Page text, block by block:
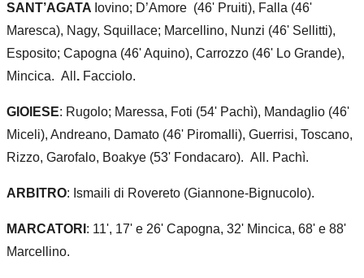
SANT’AGATA Iovino; D’Amore (46' Pruiti), Falla (46'
Maresca), Nagy, Squillace; Marcellino, Nunzi (46' Sellitti),
Esposito; Capogna (46' Aquino), Carrozzo (46' Lo Grande),
Mincica. All . Facciolo.
GIOIESE: Rugolo; Maressa, Foti (54' Pachì), Mandaglio (46'
Miceli), Andreano, Damato (46' Piromalli), Guerrisi, Toscano,
Rizzo, Garofalo, Boakye (53' Fondacaro). All. Pachì.
ARBITRO: Ismaili di Rovereto (Giannone-Bignucolo).
MARCATORI : 11', 17' e 26' Capogna, 32' Mincica, 68' e 88'
Marcellino.